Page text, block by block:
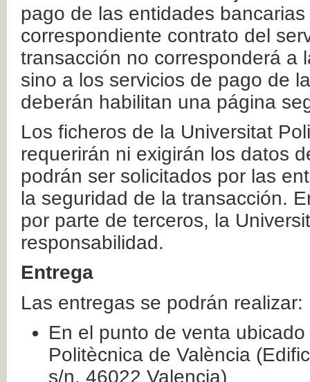
pago de las entidades
correspondiente contrato del
transacción no corresponderá a
sino a los servicios de pago de
deberán habilitan una página
Los ficheros de la Universitat
requerirán ni exigirán los datos
podrán ser solicitados por las
la seguridad de la transacción.
por parte de terceros, la
responsabilidad.
Entrega
Las entregas se podrán realizar:
En el punto de venta
Politècnica de València
s/n, 46022 Valencia)